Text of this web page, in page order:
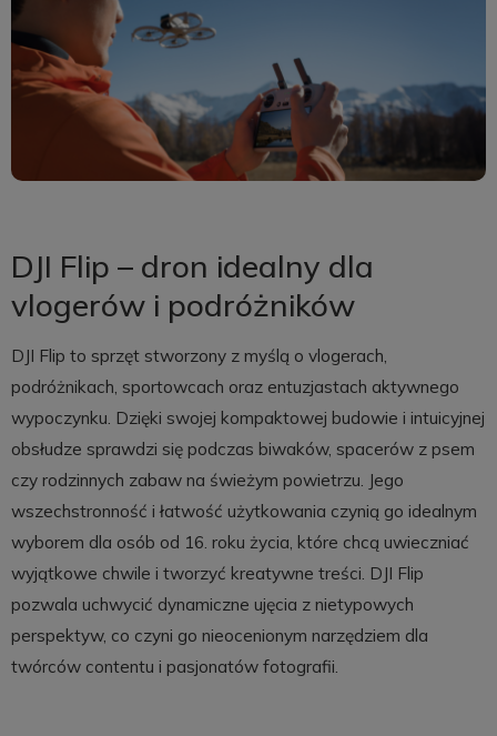
DJI Flip – dron idealny dla
vlogerów i podróżników
DJI Flip to sprzęt stworzony z myślą o vlogerach,
podróżnikach, sportowcach oraz entuzjastach aktywnego
wypoczynku. Dzięki swojej kompaktowej budowie i intuicyjnej
obsłudze sprawdzi się podczas biwaków, spacerów z psem
czy rodzinnych zabaw na świeżym powietrzu. Jego
wszechstronność i łatwość użytkowania czynią go idealnym
wyborem dla osób od 16. roku życia, które chcą uwieczniać
wyjątkowe chwile i tworzyć kreatywne treści. DJI Flip
pozwala uchwycić dynamiczne ujęcia z nietypowych
perspektyw, co czyni go nieocenionym narzędziem dla
twórców contentu i pasjonatów fotografii.